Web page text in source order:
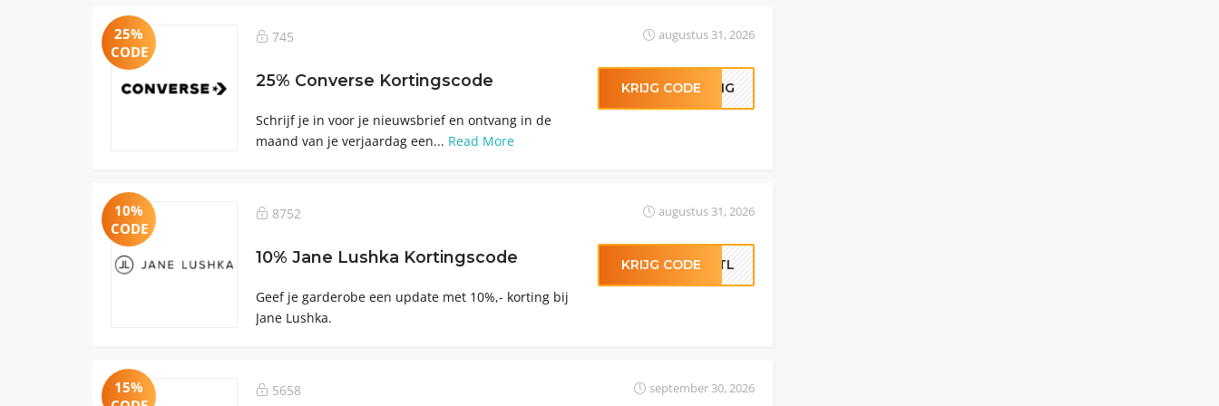
25%
CODE
745
25% Converse Kortingscode
Schrijf je in voor je nieuwsbrief en ontvang in de
maand van je verjaardag een... Read More
augustus 31, 2026
KRIJG CODETING
10%
CODE
8752
10% Jane Lushka Kortingscode
Geef je garderobe een update met 10%,- korting bij
Jane Lushka.
augustus 31, 2026
KRIJG CODEJQTL
15%
5658 september 30, 2026